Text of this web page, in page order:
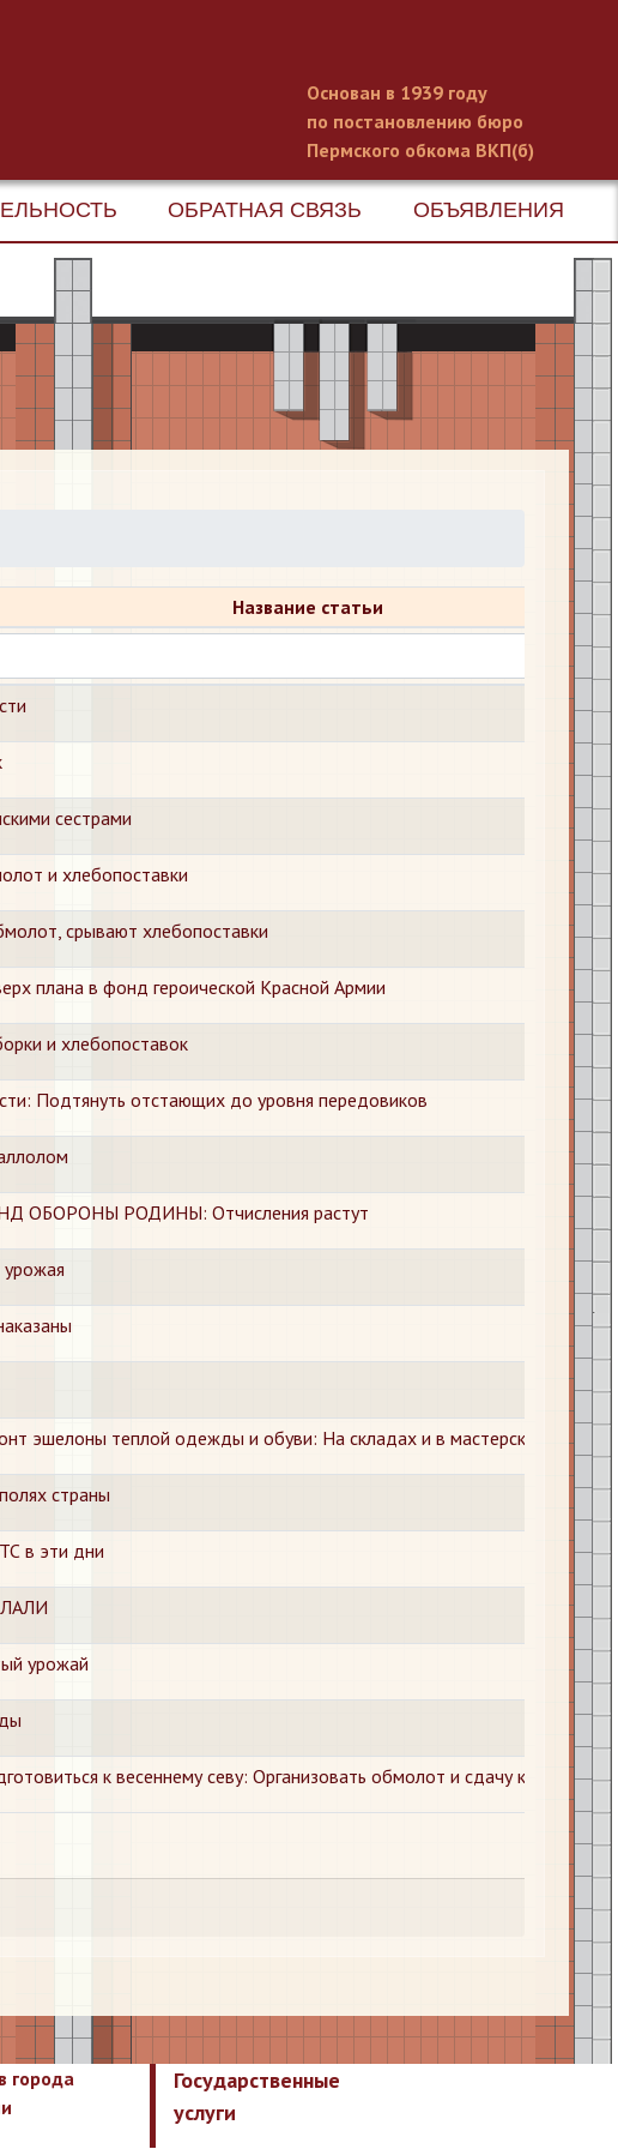
Основан в 1939 году
по постановлению бюро
Пермского обкома ВКП(б)
ОБРАТНАЯ СВЯЗЬ ОБЪЯВЛЕНИЯ
Название статьи
сестрами
и хлебопоставки
срывают хлебопоставки
плана в фонд героической Красной Армии
и хлебопоставок
Подтянуть отстающих до уровня передовиков
ОБОРОНЫ РОДИНЫ: Отчисления растут
эшелоны теплой одежды и обуви: На складах и в мастерских
страны
в эти дни
урожай
к весеннему севу: Организовать обмолот и сдачу
города
Государственные
услуги